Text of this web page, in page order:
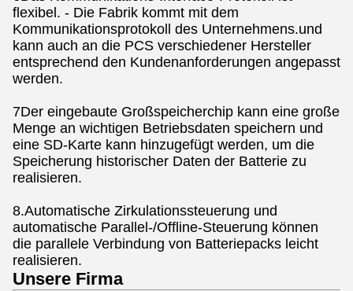
flexibel. - Die Fabrik kommt mit dem
Kommunikationsprotokoll des Unternehmens.und
kann auch an die PCS verschiedener Hersteller
entsprechend den Kundenanforderungen angepasst
werden.
7Der eingebaute Großspeicherchip kann eine große
Menge an wichtigen Betriebsdaten speichern und
eine SD-Karte kann hinzugefügt werden, um die
Speicherung historischer Daten der Batterie zu
realisieren.
8.Automatische Zirkulationssteuerung und
automatische Parallel-/Offline-Steuerung können
die parallele Verbindung von Batteriepacks leicht
realisieren.
Unsere Firma